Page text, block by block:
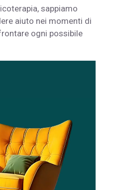
sappiamo
aiuto nei momenti di
ogni possibile